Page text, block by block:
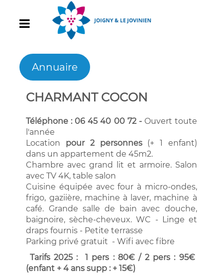
Annuaire
CHARMANT COCON
Téléphone : 06 45 40 00 72 - Ouvert toute
l'année
Location pour 2 personnes(+ 1 enfant)
dans un appartement de 45m2.
Chambre avec grand lit et armoire. Salon
avec TV 4K, table salon
Cuisine équipée avec four à micro-ondes,
frigo, gaziière, machine à laver, machine à
café. Grande salle de bain avec douche,
baignoire, sèche-cheveux. WC - Linge et
draps fournis - Petite terrasse
Parking privé gratuit - Wifi avec fibre
Tarifs 2025 : 1 pers : 80€ / 2 pers : 95€
(enfant + 4 ans supp : + 15€)